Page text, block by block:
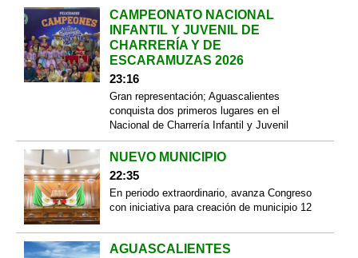
CAMPEONATO NACIONAL
INFANTIL Y JUVENIL DE
CHARRERÍA Y DE
ESCARAMUZAS 2026
23:16
Gran representación; Aguascalientes
conquista dos primeros lugares en el
Nacional de Charrería Infantil y Juvenil
NUEVO MUNICIPIO
22:35
En periodo extraordinario, avanza Congreso
con iniciativa para creación de municipio 12
AGUASCALIENTES